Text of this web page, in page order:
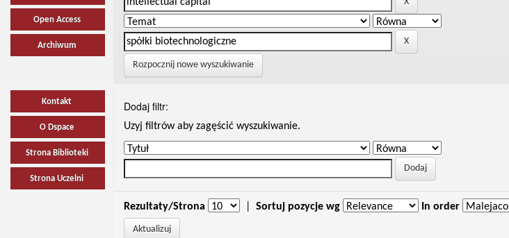
Open Access
Archiwum
Kontakt
O Dspace
Strona Biblioteki
Strona Uczelni
Rozpocznij nowe wyszukiwanie
Dodaj filtr:
Uzyj filtrów aby zagęścić wyszukiwanie.
Rezultaty/Strona Sortuj pozycje wg In order